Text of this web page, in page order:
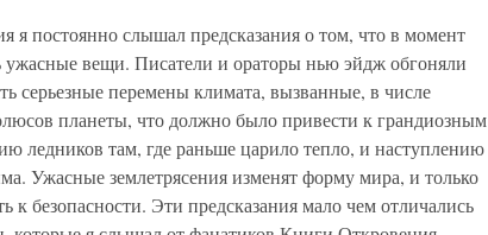
я постоянно слышал предсказания о том, что в момент
ужасные вещи. Писатели и ораторы нью эйдж обгоняли
серьезные перемены климата, вызванные, в числе
планеты, что должно было привести к грандиозным
ледников там, где раньше царило тепло, и наступлению
Ужасные землетрясения изменят форму мира, и только
к безопасности. Эти предсказания мало чем отличались